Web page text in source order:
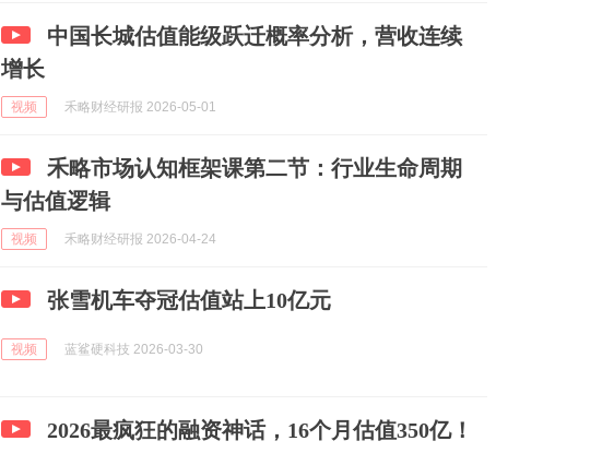
中国长城估值能级跃迁概率分析，营收连续
增长
视频 禾略财经研报 2026-05-01
禾略市场认知框架课第二节：行业生命周期
与估值逻辑
视频 禾略财经研报 2026-04-24
张雪机车夺冠估值站上10亿元
视频 蓝鲨硬科技 2026-03-30
2026最疯狂的融资神话，16个月估值350亿！